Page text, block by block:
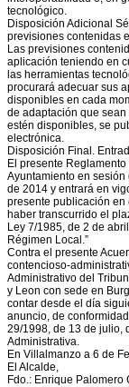
tecnológico.
Disposición Adicional
previsiones contenidas
Las previsiones
aplicación teniendo en
las herramientas
procurará adecuar sus
disponibles en cada
de adaptación que
estén disponibles, se
electrónica.
Disposición Final.
El presente
Ayuntamiento en
de 2014 y entrará en
presente publicación en
haber transcurrido el
Ley 7/1985, de 2 de
Régimen Local.”
Contra el presente
contencioso-
Administrativo del
y Leon con sede en
contar desde el día
anuncio, de
29/1998, de 13 de julio,
Administrativa.
En Villalmanzo a 6 de
El Alcalde,
Fdo.: Enrique Palomero